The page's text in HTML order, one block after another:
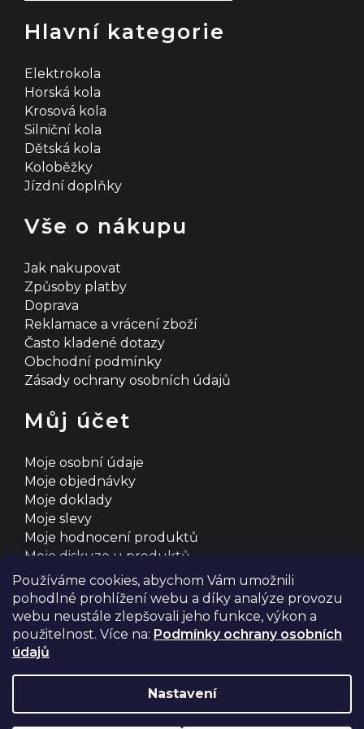
Používáme cookies, abychom Vám umožnili
pohodlné prohlížení webu a díky analýze provozu
webu neustále zlepšovali jeho funkce, výkon a
použitelnost. Více na: Podmínky ochrany osobních
údajů
Nastavení
Hlavní kategorie
Elektrokola
Horská kola
Krosová kola
Silniční kola
Dětská kola
Koloběžky
Jízdní doplňky
Vše o nákupu
Jak nakupovat
Způsoby platby
Doprava
Reklamace a vrácení zboží
Často kladené dotazy
Obchodní podmínky
Zásady ochrany osobních údajů
Můj účet
Moje osobní údaje
Moje objednávky
Moje doklady
Moje slevy
Moje hodnocení produktů
Moje diskuze u produktů
Shoptet s ❤️ vyšperkovalo